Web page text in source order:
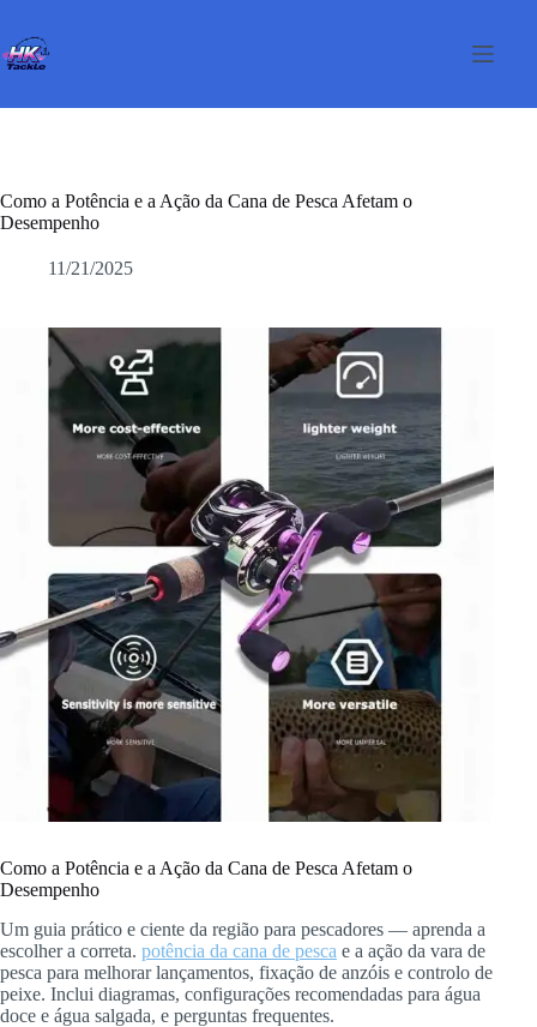
o
conteúdo
Como a Potência e a Ação da Cana de Pesca Afetam o
Desempenho
11/21/2025
Como a Potência e a Ação da Cana de Pesca Afetam o
Desempenho
Um guia prático e ciente da região para pescadores — aprenda a
escolher a correta. potência da cana de pesca e a ação da vara de
pesca para melhorar lançamentos, fixação de anzóis e controlo de
peixe. Inclui diagramas, configurações recomendadas para água
doce e água salgada, e perguntas frequentes.